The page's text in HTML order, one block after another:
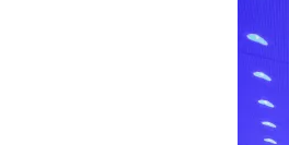
✅ Zaměstnanecká
Přístavba pro